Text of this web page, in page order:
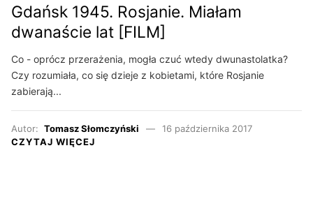
Gdańsk 1945. Rosjanie. Miałam
dwanaście lat [FILM]
Co - oprócz przerażenia, mogła czuć wtedy dwunastolatka?
Czy rozumiała, co się dzieje z kobietami, które Rosjanie
zabierają...
Autor: Tomasz Słomczyński
16 października 2017
CZYTAJ WIĘCEJ